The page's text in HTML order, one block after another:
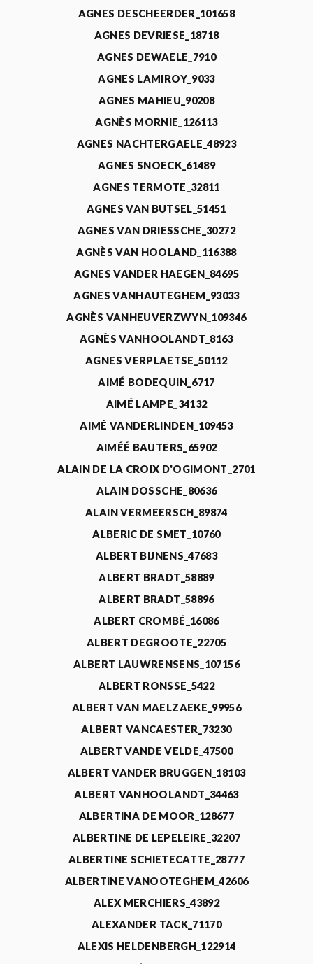
AGNES DESCHEERDER_101658
AGNES DEVRIESE_18718
AGNES DEWAELE_7910
AGNES LAMIROY_9033
AGNES MAHIEU_90208
AGNÈS MORNIE_126113
AGNES NACHTERGAELE_48923
AGNES SNOECK_61489
AGNES TERMOTE_32811
AGNES VAN BUTSEL_51451
AGNES VAN DRIESSCHE_30272
AGNÈS VAN HOOLAND_116388
AGNES VANDER HAEGEN_84695
AGNES VANHAUTEGHEM_93033
AGNÈS VANHEUVERZWYN_109346
AGNÈS VANHOOLANDT_8163
AGNES VERPLAETSE_50112
AIMÉ BODEQUIN_6717
AIMÉ LAMPE_34132
AIMÉ VANDERLINDEN_109453
AIMÉÉ BAUTERS_65902
ALAIN DE LA CROIX D'OGIMONT_2701
ALAIN DOSSCHE_80636
ALAIN VERMEERSCH_89874
ALBERIC DE SMET_10760
ALBERT BIJNENS_47683
ALBERT BRADT_58889
ALBERT BRADT_58896
ALBERT CROMBÉ_16086
ALBERT DEGROOTE_22705
ALBERT LAUWRENSENS_107156
ALBERT RONSSE_5422
ALBERT VAN MAELZAEKE_99956
ALBERT VANCAESTER_73230
ALBERT VANDE VELDE_47500
ALBERT VANDER BRUGGEN_18103
ALBERT VANHOOLANDT_34463
ALBERTINA DE MOOR_128677
ALBERTINE DE LEPELEIRE_32207
ALBERTINE SCHIETECATTE_28777
ALBERTINE VANOOTEGHEM_42606
ALEX MERCHIERS_43892
ALEXANDER TACK_71170
ALEXIS HELDENBERGH_122914